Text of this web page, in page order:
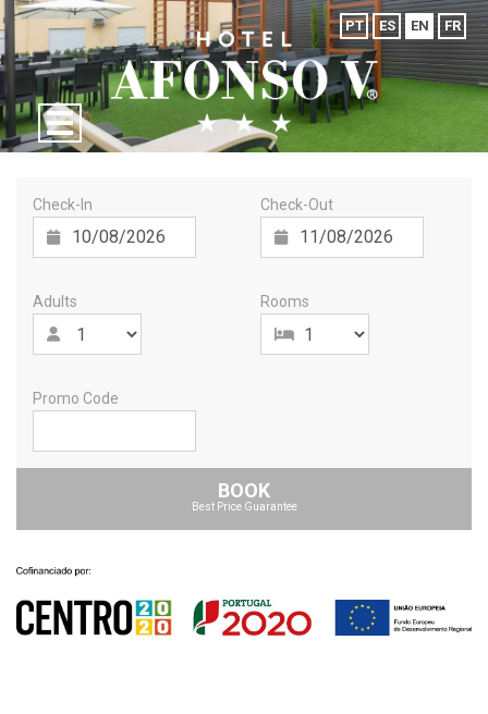
PT ES EN FR
Check-In Check-Out
Adults Rooms
Promo Code
BOOK
Best Price Guarantee